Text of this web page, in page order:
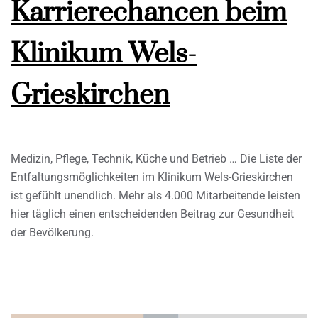
Karrierechancen beim
Klinikum Wels-
Grieskirchen
Medizin, Pflege, Technik, Küche und Betrieb … Die Liste der
Entfaltungsmöglichkeiten im Klinikum Wels-Grieskirchen
ist gefühlt unendlich. Mehr als 4.000 Mitarbeitende leisten
hier täglich einen entscheidenden Beitrag zur Gesundheit
der Bevölkerung.